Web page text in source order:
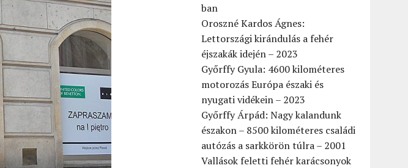
ban
Oroszné Kardos Ágnes:
Lettországi kirándulás a fehér
éjszakák idején – 2023
Győrffy Gyula: 4600 kilométeres
motorozás Európa északi és
nyugati vidékein – 2023
Győrffy Árpád: Nagy kalandunk
északon – 8500 kilométeres családi
autózás a sarkkörön túlra – 2001
Vallások feletti fehér karácsonyok